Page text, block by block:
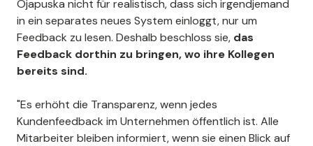
Ojapuska nicht für realistisch, dass sich irgendjemand
in ein separates neues System einloggt, nur um
Feedback zu lesen. Deshalb beschloss sie, das
Feedback dorthin zu bringen, wo ihre Kollegen
bereits sind.
"Es erhöht die Transparenz, wenn jedes
Kundenfeedback im Unternehmen öffentlich ist. Alle
Mitarbeiter bleiben informiert, wenn sie einen Blick auf